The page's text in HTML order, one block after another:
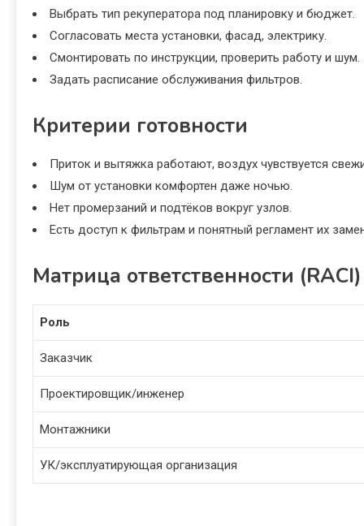
Выбрать тип рекуператора под планировку и бюджет.
Согласовать места установки, фасад, электрику.
Смонтировать по инструкции, проверить работу и шум.
Задать расписание обслуживания фильтров.
Критерии готовности
Приток и вытяжка работают, воздух чувствуется
Шум от установки комфортен даже ночью.
Нет промерзаний и подтёков вокруг узлов.
Есть доступ к фильтрам и понятный регламент их
Матрица ответственности (RACI)
Роль
Заказчик
Проектировщик/инженер
Монтажники
УК/эксплуатирующая организация